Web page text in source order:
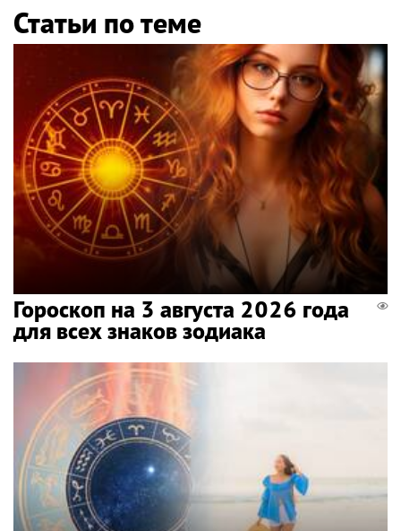
Статьи по теме
Гороскоп на 3 августа 2026 года
для всех знаков зодиака